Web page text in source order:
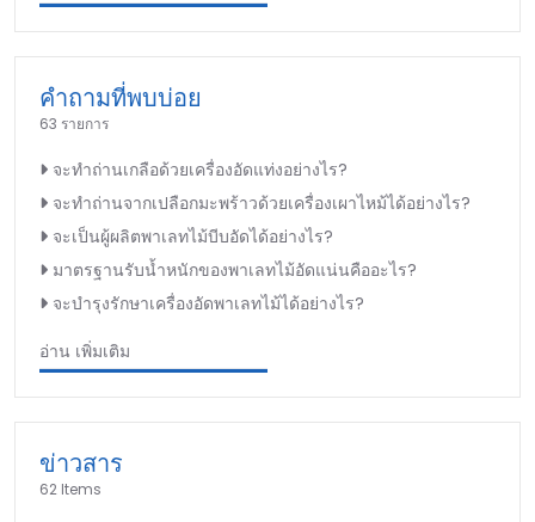
คำถามที่พบบ่อย
63 รายการ
จะทำถ่านเกลือด้วยเครื่องอัดแท่งอย่างไร?
จะทำถ่านจากเปลือกมะพร้าวด้วยเครื่องเผาไหม้ได้อย่างไร?
จะเป็นผู้ผลิตพาเลทไม้บีบอัดได้อย่างไร?
มาตรฐานรับน้ำหนักของพาเลทไม้อัดแน่นคืออะไร?
จะบำรุงรักษาเครื่องอัดพาเลทไม้ได้อย่างไร?
อ่าน เพิ่มเติม
ข่าวสาร
62 Items